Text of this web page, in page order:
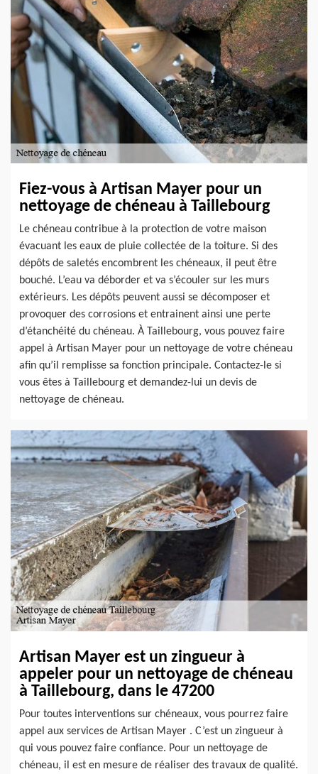
Fiez-vous à Artisan Mayer pour un
nettoyage de chéneau à Taillebourg
Le chéneau contribue à la protection de votre maison
évacuant les eaux de pluie collectée de la toiture. Si des
dépôts de saletés encombrent les chéneaux, il peut être
bouché. L’eau va déborder et va s’écouler sur les murs
extérieurs. Les dépôts peuvent aussi se décomposer et
provoquer des corrosions et entrainent ainsi une perte
d’étanchéité du chéneau. À Taillebourg, vous pouvez faire
appel à Artisan Mayer pour un nettoyage de votre chéneau
afin qu’il remplisse sa fonction principale. Contactez-le si
vous êtes à Taillebourg et demandez-lui un devis de
nettoyage de chéneau.
Artisan Mayer est un zingueur à
appeler pour un nettoyage de chéneau
à Taillebourg, dans le 47200
Pour toutes interventions sur chéneaux, vous pourrez faire
appel aux services de Artisan Mayer . C’est un zingueur à
qui vous pouvez faire confiance. Pour un nettoyage de
chéneau, il est en mesure de réaliser des travaux de qualité.